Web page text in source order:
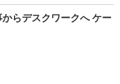
らデスクワークへ ケー